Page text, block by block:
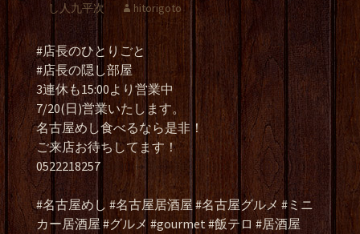
し人九平次
hitorigoto
#店長のひとりごと
#店長の隠し部屋
3連休も15:00より営業中
7/20(日)営業いたします。
名古屋めし食べるなら是非！
ご来店お待ちしてます！
0522218257
#名古屋めし #名古屋居酒屋 #名古屋グルメ #ミニ
カー居酒屋 #グルメ #gourmet #飯テロ #居酒屋